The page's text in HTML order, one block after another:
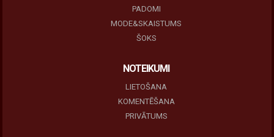
PADOMI
MODE&SKAISTUMS
ŠOKS
NOTEIKUMI
LIETOŠANA
KOMENTĒŠANA
PRIVĀTUMS